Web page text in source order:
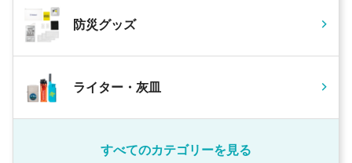
防災グッズ
ライター・灰皿
すべてのカテゴリーを見る